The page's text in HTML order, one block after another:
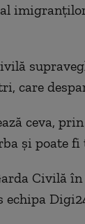
care
ceva,
și poate
Civilă
echipa